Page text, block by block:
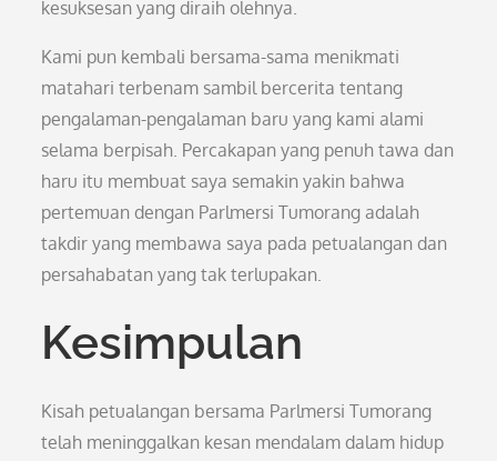
kesuksesan yang diraih olehnya.
Kami pun kembali bersama-sama menikmati
matahari terbenam sambil bercerita tentang
pengalaman-pengalaman baru yang kami alami
selama berpisah. Percakapan yang penuh tawa dan
haru itu membuat saya semakin yakin bahwa
pertemuan dengan Parlmersi Tumorang adalah
takdir yang membawa saya pada petualangan dan
persahabatan yang tak terlupakan.
Kesimpulan
Kisah petualangan bersama Parlmersi Tumorang
telah meninggalkan kesan mendalam dalam hidup